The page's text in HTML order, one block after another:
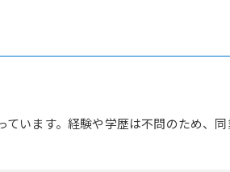
います。経験や学歴は不問のため、同